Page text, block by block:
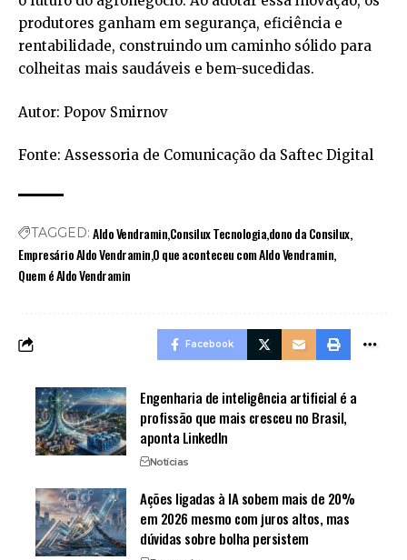
produtores ganham em segurança, eficiência e
rentabilidade, construindo um caminho sólido para
colheitas mais saudáveis e bem-sucedidas.
Autor: Popov Smirnov
Fonte: Assessoria de Comunicação da Saftec Digital
TAGGED: Aldo VendraminConsilux Tecnologiadono da Consilux
Empresário Aldo VendraminO que aconteceu com Aldo Vendramin
Quem é Aldo Vendramin
Facebook
Engenharia de inteligência artificial é a
profissão que mais cresceu no Brasil,
aponta LinkedIn
Notícias
Ações ligadas à IA sobem mais de 20%
em 2026 mesmo com juros altos, mas
dúvidas sobre bolha persistem